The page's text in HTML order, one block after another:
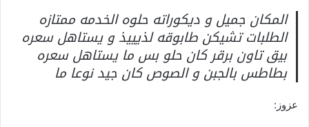
المكان جميل و ديكوراته حلوه الخدمه ممتازه
الطلبات تشيكن طابوقه لذيييذ و يستاهل سعره
بيق تاون برقر كان حلو بس ما يستاهل سعره
بطاطس بالجبن و الصوص كان جيد نوعا ما
عزوز: